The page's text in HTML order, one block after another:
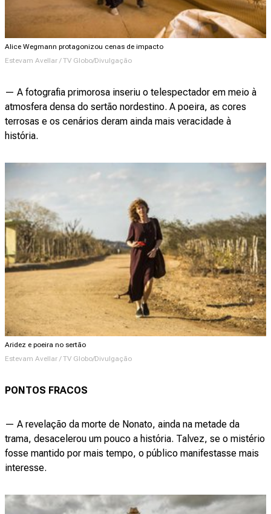
Alice Wegmann protagonizou cenas de impacto
Estevam Avellar / TV Globo/Divulgação
— A fotografia primorosa inseriu o telespectador em meio à
atmosfera densa do sertão nordestino. A poeira, as cores
terrosas e os cenários deram ainda mais veracidade à
história.
Aridez e poeira no sertão
Estevam Avellar / TV Globo/Divulgação
PONTOS FRACOS
— A revelação da morte de Nonato, ainda na metade da
trama, desacelerou um pouco a história. Talvez, se o mistério
fosse mantido por mais tempo, o público manifestasse mais
interesse.